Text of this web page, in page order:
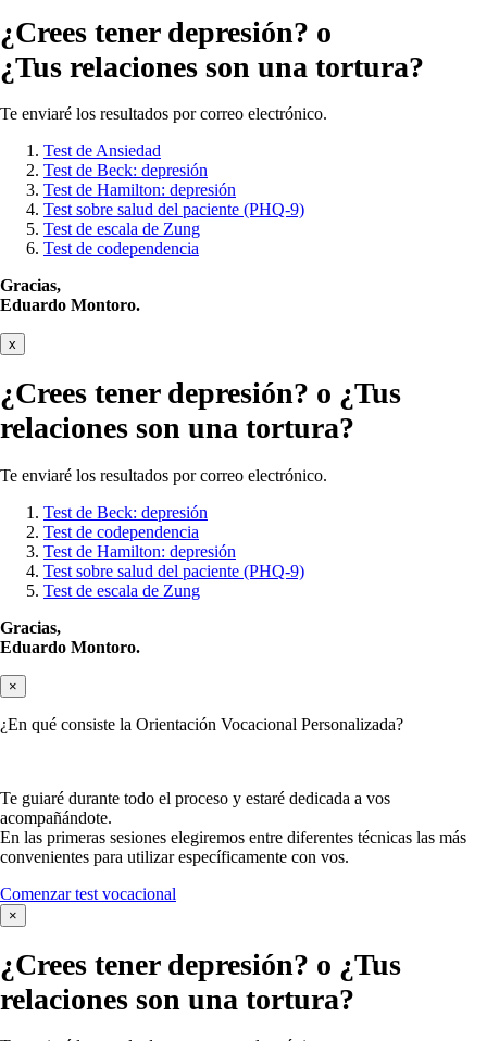
¿Crees tener depresión? o
¿Tus relaciones son una tortura?
Te enviaré los resultados por correo electrónico.
Test de Ansiedad
Test de Beck: depresión
Test de Hamilton: depresión
Test sobre salud del paciente (PHQ-9)
Test de escala de Zung
Test de codependencia
Gracias,
Eduardo Montoro.
x
¿Crees tener depresión? o ¿Tus
relaciones son una tortura?
Te enviaré los resultados por correo electrónico.
Test de Beck: depresión
Test de codependencia
Test de Hamilton: depresión
Test sobre salud del paciente (PHQ-9)
Test de escala de Zung
Gracias,
Eduardo Montoro.
×
¿En qué consiste la Orientación Vocacional Personalizada?
Te guiaré durante todo el proceso y estaré dedicada a vos
acompañándote.
En las primeras sesiones elegiremos entre diferentes técnicas las más
convenientes para utilizar específicamente con vos.
Comenzar test vocacional
×
¿Crees tener depresión? o ¿Tus
relaciones son una tortura?